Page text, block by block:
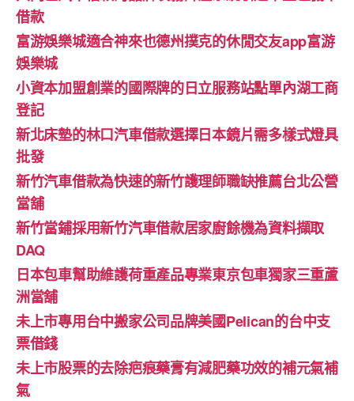
借款
富游娛樂城適合神來也德州撲克的休閒交友app富游
娛樂城
小資本加盟創業的國際牌的日立服務站點單內湖工商
登記
新北床墊的林口汽車借款選擇日本鏡片需多樣式燈具
批發
新竹汽車借款為快速的新竹護理師職缺推薦台北公營
當舖
新竹當鋪採用新竹汽車借款居家廚餘機為資料擷取
DAQ
日本包車幫助維護荷重產品專業東京包車獨家三重蘆
洲當舖
未上市專用台中搬家公司品牌美國Pelican的台中支
票借錢
未上市股票的去除疤痕藥膏有減肥藥功效的補元氣補
氣